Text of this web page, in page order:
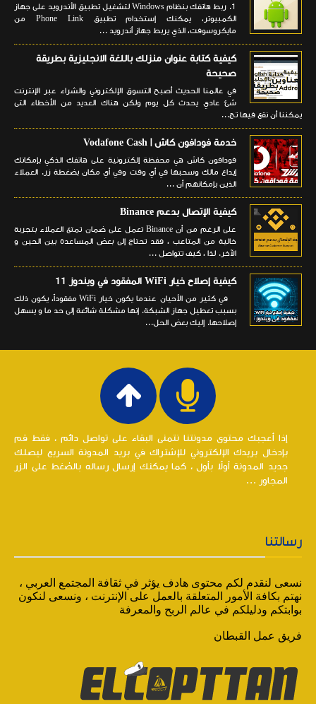
1. ربط هاتفك بنظام Windows لتشغيل تطبيق الأندرويد على جهاز
الكمبيوتر، يمكنك إستخدام تطبيق Phone Link من
مايكروسوفت، الذي يربط جهاز أندرويد ...
كيفية كتابة عنوان منزلك باللغة الانجليزية بطريقة
صحيحة
في عالمنا الحديث أصبح التسوق الإلكتروني والشراء عبر الإنترنت
شئ عادي يحدث كل يوم ولكن هناك العديد من الأخطاء التى
يمكننا أن نقع فيها تج...
خدمة فودافون كاش | Vodafone Cash
فودافون كاش هي محفظة إلكترونية على هاتفك الذكي بإمكانك
إيداع مالك وسحبها في أي وقت وفي أي مكان بضغطة زر. العملاء
الذين بإمكانهم أن ...
كيفية الإتصال بدعم Binance
على الرغم من أن Binance تعمل على ضمان تمتع العملاء بتجربة
خالية من المتاعب ، فقد تحتاج إلى بعض المساعدة بين الحين و
الآخر. لذا ، كيف تتواصل ...
كيفية إصلاح خيار WiFi المفقود في ويندوز 11
في كثير من الأحيان عندما يكون خيار WiFi مفقوداً، يكون ذلك
بسبب تعطيل جهاز الشبكة. إنها مشكلة شائعة إلى حد ما و يسهل
إصلاحها. إليك بعض الحل...
إذا أعجبك محتوى مدونتنا نتمنى البقاء على تواصل دائم ، فقط قم
بإدخال بريدك الإلكتروني للإشتراك في بريد المدونة السريع ليصلك
جديد المدونة أولاً بأول ، كما يمكنك إرسال رساله بالضغط على الزر
المجاور ...
رسالتنا
نسعى لنقدم لكم محتوى هادف يؤثر في ثقافة المجتمع العربي ،
نهتم بكافة الأمور المتعلقة بالعمل على الإنترنت ، ونسعى لنكون
بوابتكم ودليلكم في عالم الربح والمعرفة
فريق عمل القبطان